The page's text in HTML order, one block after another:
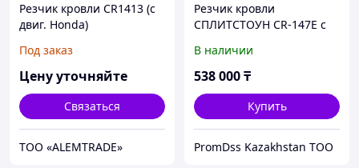
Резчик кровли CR1413 (с
двиг. Honda)
Под заказ
Цену уточняйте
Связаться
ТОО «ALEMTRADE»
Резчик кровли
СПЛИТСТОУН CR-147E c
двигателем
В наличии
538 000₸
Купить
PromDss Kazakhstan TOO